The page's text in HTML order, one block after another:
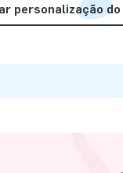
personalização